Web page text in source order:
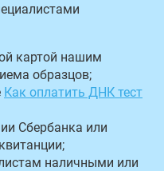
картой нашим
образцов;
Как оплатить ДНК тест
Сбербанка или
наличными или